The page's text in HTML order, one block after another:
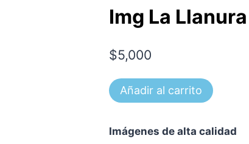
Img La
$5,000
Img
La
0131
Añadir al carrito
Imágenes de alta calidad